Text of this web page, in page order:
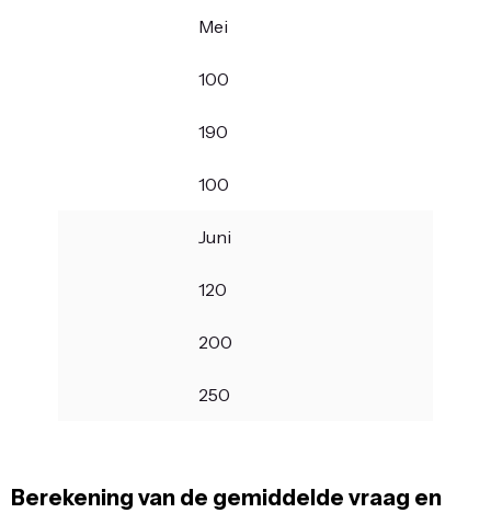
Mei
100
190
100
Juni
120
200
250
Berekening van de gemiddelde vraag en